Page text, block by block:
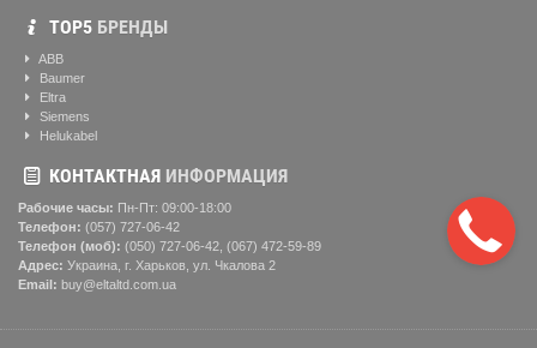
ТОР5 БРЕНДЫ
ABB
Baumer
Eltra
Siemens
Helukabel
КОНТАКТНАЯ ИНФОРМАЦИЯ
Рабочие часы: Пн-Пт: 09:00-18:00
Телефон: (057) ‎727-06-42
Телефон (моб): (050) 727-06-42, (067) 472-59-89
Адрес: Украина, г. Харьков, ул. Чкалова 2
Email: buy@eltaltd.com.ua